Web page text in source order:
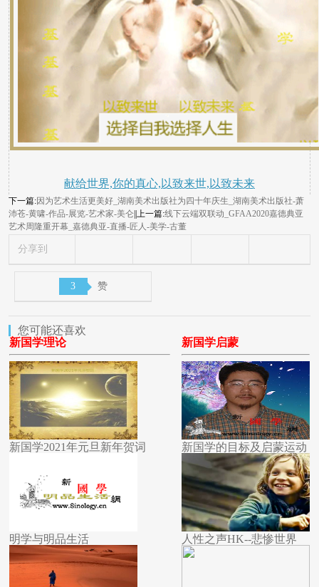
献给世界,你的真心,以致来世,以致未来
下一篇:因为艺术生活更美好_湖南美术出版社为四十年庆生_湖南美术出版社-萧
沛苍-黄啸-作品-展览-艺术家-美仑 ||上一篇:线下云端双联动_GFAA2020嘉德典亚
艺术周隆重开幕_嘉德典亚-直播-匠人-美学-古董
分享到
3 赞
您可能还喜欢
新国学理论
新国学2021年元旦新年贺词
明学与明品生活
新国学启蒙
新国学的目标及启蒙运动
人性之声HK--悲惨世界